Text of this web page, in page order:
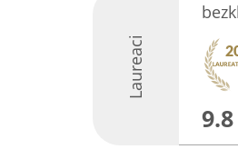
Laureaci
9.8